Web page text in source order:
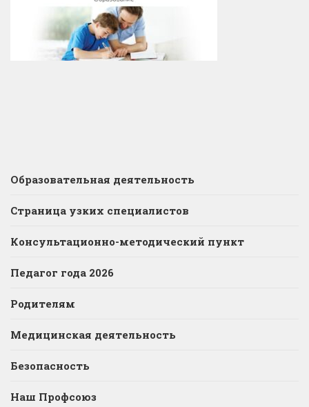
Образовательная деятельность
Страница узких специалистов
Консультационно-методический пункт
Педагог года 2026
Родителям
Медицинская деятельность
Безопасность
Наш Профсоюз